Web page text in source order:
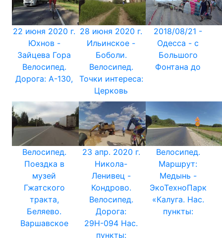
22 июня 2020 г.
Юхнов -
Зайцева Гора
Велосипед.
Дорога: А-130,
28 июня 2020 г.
Ильинское -
Боболи.
Велосипед.
Точки интереса:
Церковь
2018/08/21 -
Одесса - с
Большого
Фонтана до
Велосипед.
Поездка в
музей
Гжатского
тракта,
Беляево.
Варшавское
23 апр. 2020 г.
Никола-
Ленивец -
Кондрово.
Велосипед.
Дорога:
29Н-094 Нас.
пункты:
Велосипед.
Маршрут:
Медынь -
ЭкоТехноПарк
«Калуга. Нас.
пункты: